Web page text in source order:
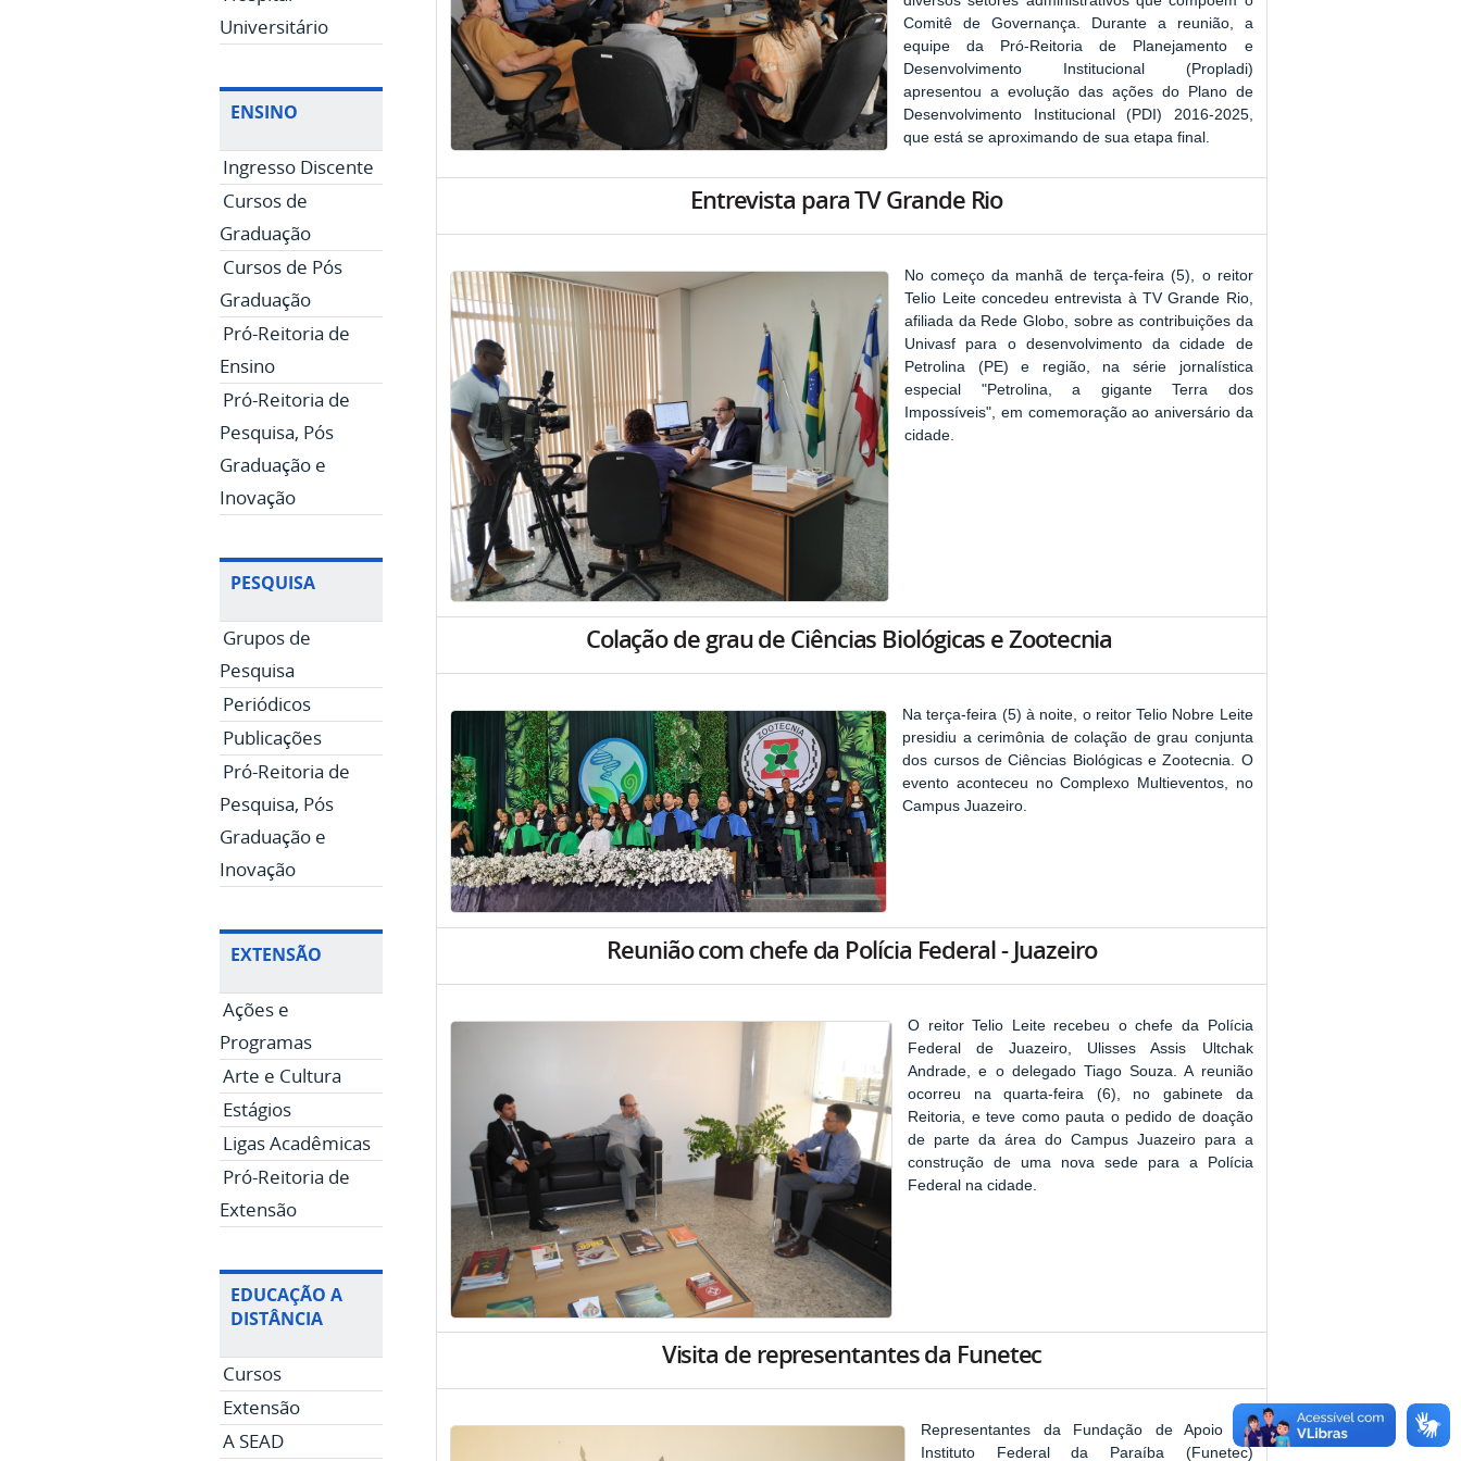
Universitário
ENSINO
Ingresso Discente
Cursos de
Graduação
Cursos de Pós
Graduação
Pró-Reitoria de
Ensino
Pró-Reitoria de
Pesquisa, Pós
Graduação e
Inovação
PESQUISA
Grupos de
Pesquisa
Periódicos
Publicações
Pró-Reitoria de
Pesquisa, Pós
Graduação e
Inovação
EXTENSÃO
Ações e
Programas
Arte e Cultura
Estágios
Ligas Acadêmicas
Pró-Reitoria de
Extensão
EDUCAÇÃO A
DISTÂNCIA
Cursos
Extensão
A SEAD
Comitê de Governança. Durante a reunião, a
equipe da Pró-Reitoria de Planejamento e
Desenvolvimento Institucional (Propladi)
apresentou a evolução das ações do Plano de
Desenvolvimento Institucional (PDI) 2016-2025,
que está se aproximando de sua etapa final.
Entrevista para TV Grande Rio
No começo da manhã de terça-feira (5), o reitor
Telio Leite concedeu entrevista à TV Grande Rio,
afiliada da Rede Globo, sobre as contribuições da
Univasf para o desenvolvimento da cidade de
Petrolina (PE) e região, na série jornalística
especial "Petrolina, a gigante Terra dos
Impossíveis", em comemoração ao aniversário da
cidade.
Colação de grau de Ciências Biológicas e Zootecnia
Na terça-feira (5) à noite, o reitor Telio Nobre Leite
presidiu a cerimônia de colação de grau conjunta
dos cursos de Ciências Biológicas e Zootecnia. O
evento aconteceu no Complexo Multieventos, no
Campus Juazeiro.
Reunião com chefe da Polícia Federal - Juazeiro
O reitor Telio Leite recebeu o chefe da Polícia
Federal de Juazeiro, Ulisses Assis Ultchak
Andrade, e o delegado Tiago Souza. A reunião
ocorreu na quarta-feira (6), no gabinete da
Reitoria, e teve como pauta o pedido de doação
de parte da área do Campus Juazeiro para a
construção de uma nova sede para a Polícia
Federal na cidade.
Visita de representantes da Funetec
Representantes da Fundação de Apoio ao
Instituto Federal da Paraíba (Funetec)